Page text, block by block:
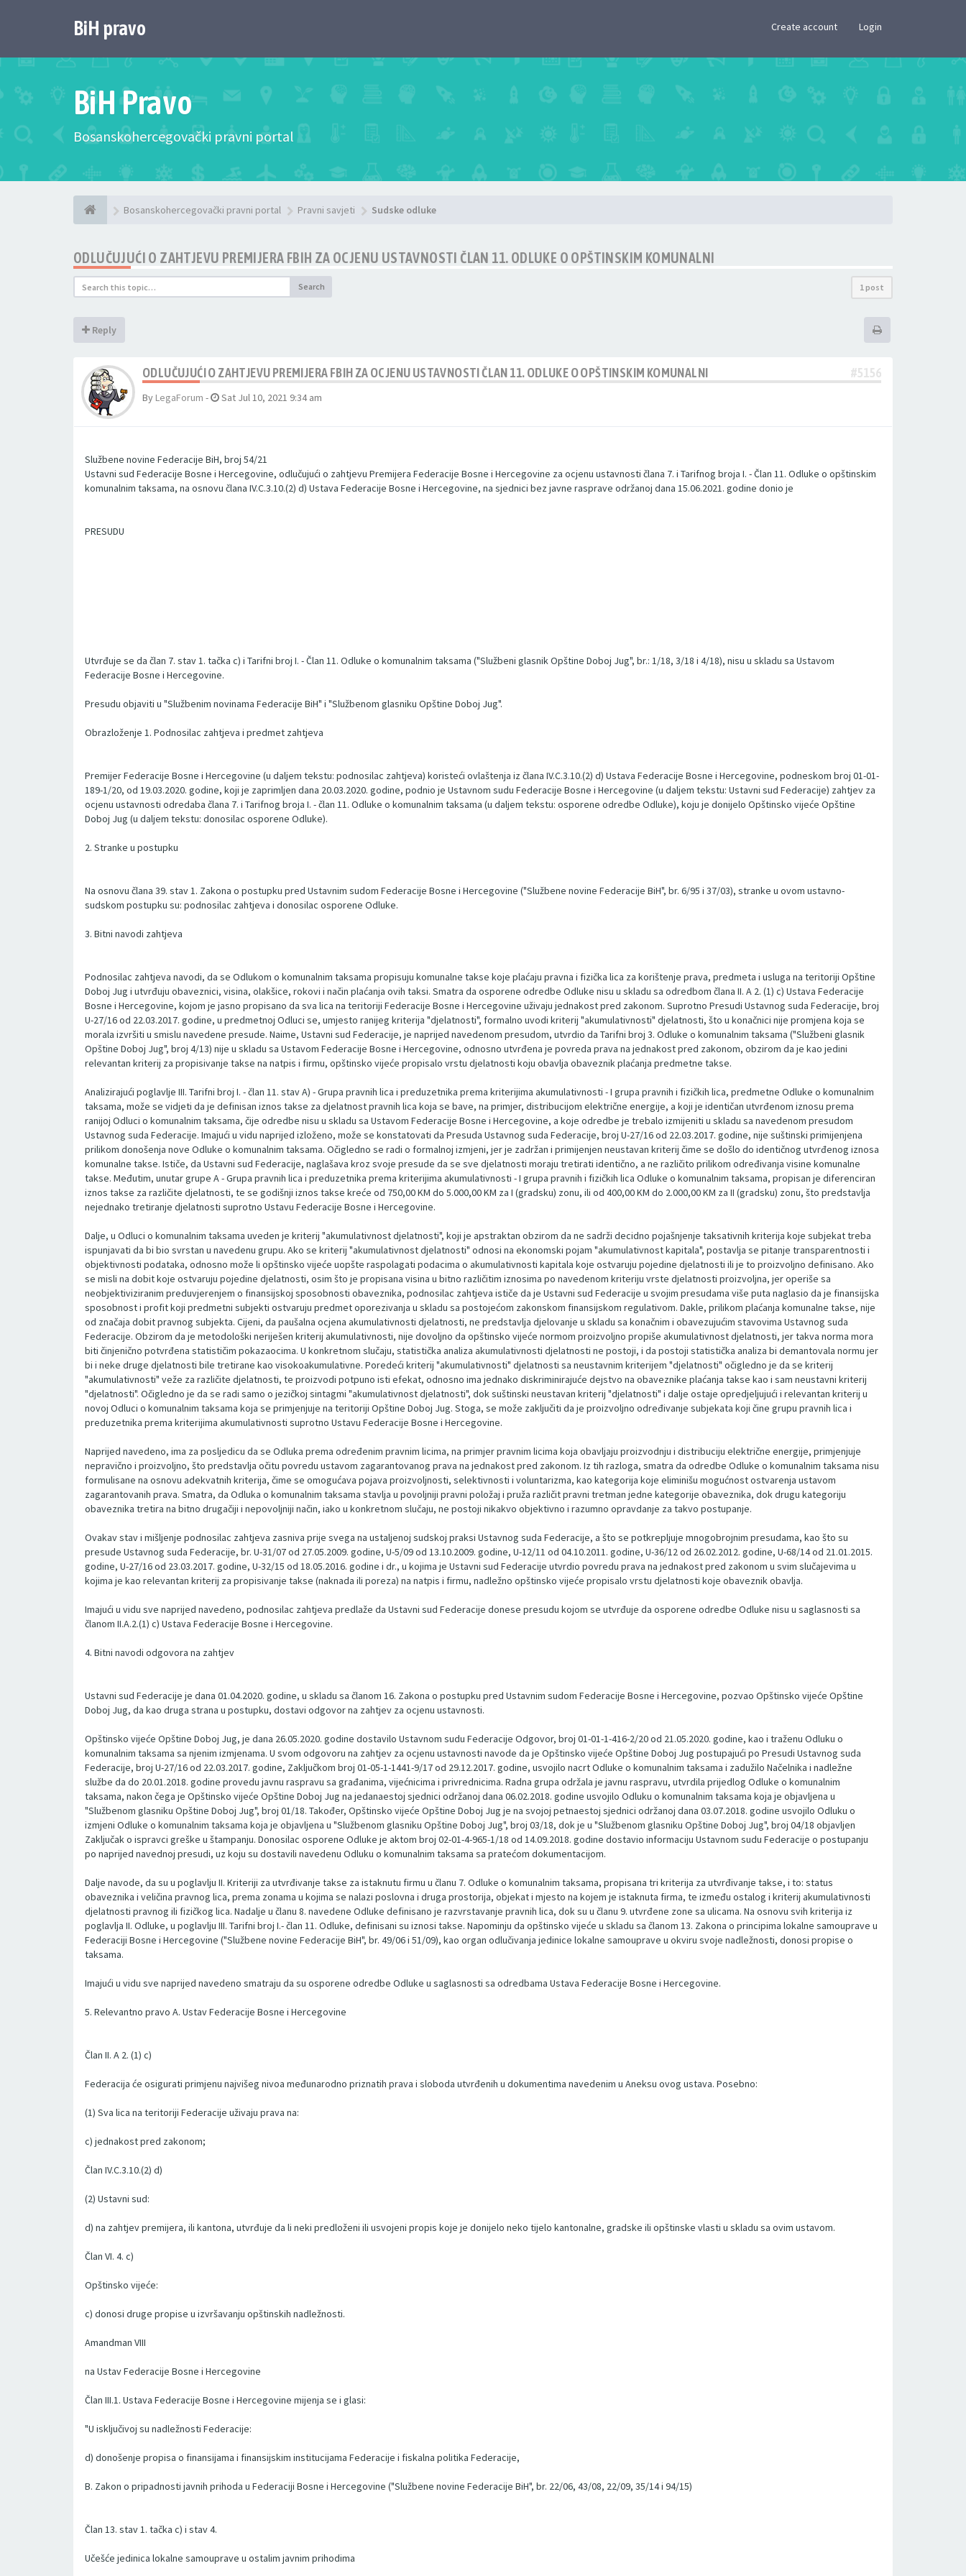
BiH pravo Create account Login
BiH Pravo
Bosanskohercegovački pravni portal
Bosanskohercegovački pravni portal Pravni savjeti Sudske odluke
ODLUČUJUĆI O ZAHTJEVU PREMIJERA FBIH ZA OCJENU USTAVNOSTI ČLAN 11. ODLUKE O OPŠTINSKIM KOMUNALNI
Search 1 post
Reply
ODLUČUJUĆI O ZAHTJEVU PREMIJERA FBIH ZA OCJENU USTAVNOSTI ČLAN 11. ODLUKE O OPŠTINSKIM KOMUNALNI #5156
By LegaForum - Sat Jul 10, 2021 9:34 am
Službene novine Federacije BiH, broj 54/21
Ustavni sud Federacije Bosne i Hercegovine, odlučujući o zahtjevu Premijera Federacije Bosne i Hercegovine za ocjenu ustavnosti člana 7. i Tarifnog broja I. - Član 11. Odluke o opštinskim
komunalnim taksama, na osnovu člana IV.C.3.10.(2) d) Ustava Federacije Bosne i Hercegovine, na sjednici bez javne rasprave održanoj dana 15.06.2021. godine donio je
PRESUDU
Utvrđuje se da član 7. stav 1. tačka c) i Tarifni broj I. - Član 11. Odluke o komunalnim taksama ("Službeni glasnik Opštine Doboj Jug", br.: 1/18, 3/18 i 4/18), nisu u skladu sa Ustavom
Federacije Bosne i Hercegovine.
Presudu objaviti u "Službenim novinama Federacije BiH" i "Službenom glasniku Opštine Doboj Jug".
Obrazloženje 1. Podnosilac zahtjeva i predmet zahtjeva
Premijer Federacije Bosne i Hercegovine (u daljem tekstu: podnosilac zahtjeva) koristeći ovlaštenja iz člana IV.C.3.10.(2) d) Ustava Federacije Bosne i Hercegovine, podneskom broj 01-01-
189-1/20, od 19.03.2020. godine, koji je zaprimljen dana 20.03.2020. godine, podnio je Ustavnom sudu Federacije Bosne i Hercegovine (u daljem tekstu: Ustavni sud Federacije) zahtjev za
ocjenu ustavnosti odredaba člana 7. i Tarifnog broja I. - član 11. Odluke o komunalnim taksama (u daljem tekstu: osporene odredbe Odluke), koju je donijelo Opštinsko vijeće Opštine
Doboj Jug (u daljem tekstu: donosilac osporene Odluke).
2. Stranke u postupku
Na osnovu člana 39. stav 1. Zakona o postupku pred Ustavnim sudom Federacije Bosne i Hercegovine ("Službene novine Federacije BiH", br. 6/95 i 37/03), stranke u ovom ustavno-
sudskom postupku su: podnosilac zahtjeva i donosilac osporene Odluke.
3. Bitni navodi zahtjeva
Podnosilac zahtjeva navodi, da se Odlukom o komunalnim taksama propisuju komunalne takse koje plaćaju pravna i fizička lica za korištenje prava, predmeta i usluga na teritoriji Opštine
Doboj Jug i utvrđuju obaveznici, visina, olakšice, rokovi i način plaćanja ovih taksi. Smatra da osporene odredbe Odluke nisu u skladu sa odredbom člana II. A 2. (1) c) Ustava Federacije
Bosne i Hercegovine, kojom je jasno propisano da sva lica na teritoriji Federacije Bosne i Hercegovine uživaju jednakost pred zakonom. Suprotno Presudi Ustavnog suda Federacije, broj
U-27/16 od 22.03.2017. godine, u predmetnoj Odluci se, umjesto ranijeg kriterija "djelatnosti", formalno uvodi kriterij "akumulativnosti" djelatnosti, što u konačnici nije promjena koja se
morala izvršiti u smislu navedene presude. Naime, Ustavni sud Federacije, je naprijed navedenom presudom, utvrdio da Tarifni broj 3. Odluke o komunalnim taksama ("Službeni glasnik
Opštine Doboj Jug", broj 4/13) nije u skladu sa Ustavom Federacije Bosne i Hercegovine, odnosno utvrđena je povreda prava na jednakost pred zakonom, obzirom da je kao jedini
relevantan kriterij za propisivanje takse na natpis i firmu, opštinsko vijeće propisalo vrstu djelatnosti koju obavlja obaveznik plaćanja predmetne takse.
Analizirajući poglavlje III. Tarifni broj I. - član 11. stav A) - Grupa pravnih lica i preduzetnika prema kriterijima akumulativnosti - I grupa pravnih i fizičkih lica, predmetne Odluke o komunalnim
taksama, može se vidjeti da je definisan iznos takse za djelatnost pravnih lica koja se bave, na primjer, distribucijom električne energije, a koji je identičan utvrđenom iznosu prema
ranijoj Odluci o komunalnim taksama, čije odredbe nisu u skladu sa Ustavom Federacije Bosne i Hercegovine, a koje odredbe je trebalo izmijeniti u skladu sa navedenom presudom
Ustavnog suda Federacije. Imajući u vidu naprijed izloženo, može se konstatovati da Presuda Ustavnog suda Federacije, broj U-27/16 od 22.03.2017. godine, nije suštinski primijenjena
prilikom donošenja nove Odluke o komunalnim taksama. Očigledno se radi o formalnoj izmjeni, jer je zadržan i primijenjen neustavan kriterij čime se došlo do identičnog utvrđenog iznosa
komunalne takse. Ističe, da Ustavni sud Federacije, naglašava kroz svoje presude da se sve djelatnosti moraju tretirati identično, a ne različito prilikom određivanja visine komunalne
takse. Međutim, unutar grupe A - Grupa pravnih lica i preduzetnika prema kriterijima akumulativnosti - I grupa pravnih i fizičkih lica Odluke o komunalnim taksama, propisan je diferenciran
iznos takse za različite djelatnosti, te se godišnji iznos takse kreće od 750,00 KM do 5.000,00 KM za I (gradsku) zonu, ili od 400,00 KM do 2.000,00 KM za II (gradsku) zonu, što predstavlja
nejednako tretiranje djelatnosti suprotno Ustavu Federacije Bosne i Hercegovine.
Dalje, u Odluci o komunalnim taksama uveden je kriterij "akumulativnost djelatnosti", koji je apstraktan obzirom da ne sadrži decidno pojašnjenje taksativnih kriterija koje subjekat treba
ispunjavati da bi bio svrstan u navedenu grupu. Ako se kriterij "akumulativnost djelatnosti" odnosi na ekonomski pojam "akumulativnost kapitala", postavlja se pitanje transparentnosti i
objektivnosti podataka, odnosno može li opštinsko vijeće uopšte raspolagati podacima o akumulativnosti kapitala koje ostvaruju pojedine djelatnosti ili je to proizvoljno definisano. Ako
se misli na dobit koje ostvaruju pojedine djelatnosti, osim što je propisana visina u bitno različitim iznosima po navedenom kriteriju vrste djelatnosti proizvoljna, jer operiše sa
neobjektiviziranim preduvjerenjem o finansijskoj sposobnosti obaveznika, podnosilac zahtjeva ističe da je Ustavni sud Federacije u svojim presudama više puta naglasio da je finansijska
sposobnost i profit koji predmetni subjekti ostvaruju predmet oporezivanja u skladu sa postojećom zakonskom finansijskom regulativom. Dakle, prilikom plaćanja komunalne takse, nije
od značaja dobit pravnog subjekta. Cijeni, da paušalna ocjena akumulativnosti djelatnosti, ne predstavlja djelovanje u skladu sa konačnim i obavezujućim stavovima Ustavnog suda
Federacije. Obzirom da je metodološki neriješen kriterij akumulativnosti, nije dovoljno da opštinsko vijeće normom proizvoljno propiše akumulativnost djelatnosti, jer takva norma mora
biti činjenično potvrđena statističim pokazaocima. U konkretnom slučaju, statistička analiza akumulativnosti djelatnosti ne postoji, i da postoji statistička analiza bi demantovala normu jer
bi i neke druge djelatnosti bile tretirane kao visokoakumulativne. Poredeći kriterij "akumulativnosti" djelatnosti sa neustavnim kriterijem "djelatnosti" očigledno je da se kriterij
"akumulativnosti" veže za različite djelatnosti, te proizvodi potpuno isti efekat, odnosno ima jednako diskriminirajuće dejstvo na obaveznike plaćanja takse kao i sam neustavni kriterij
"djelatnosti". Očigledno je da se radi samo o jezičkoj sintagmi "akumulativnost djelatnosti", dok suštinski neustavan kriterij "djelatnosti" i dalje ostaje opredjeljujući i relevantan kriterij u
novoj Odluci o komunalnim taksama koja se primjenjuje na teritoriji Opštine Doboj Jug. Stoga, se može zaključiti da je proizvoljno određivanje subjekata koji čine grupu pravnih lica i
preduzetnika prema kriterijima akumulativnosti suprotno Ustavu Federacije Bosne i Hercegovine.
Naprijed navedeno, ima za posljedicu da se Odluka prema određenim pravnim licima, na primjer pravnim licima koja obavljaju proizvodnju i distribuciju električne energije, primjenjuje
nepravično i proizvoljno, što predstavlja očitu povredu ustavom zagarantovanog prava na jednakost pred zakonom. Iz tih razloga, smatra da odredbe Odluke o komunalnim taksama nisu
formulisane na osnovu adekvatnih kriterija, čime se omogućava pojava proizvoljnosti, selektivnosti i voluntarizma, kao kategorija koje eliminišu mogućnost ostvarenja ustavom
zagarantovanih prava. Smatra, da Odluka o komunalnim taksama stavlja u povoljniji pravni položaj i pruža različit pravni tretman jedne kategorije obaveznika, dok drugu kategoriju
obaveznika tretira na bitno drugačiji i nepovoljniji način, iako u konkretnom slučaju, ne postoji nikakvo objektivno i razumno opravdanje za takvo postupanje.
Ovakav stav i mišljenje podnosilac zahtjeva zasniva prije svega na ustaljenoj sudskoj praksi Ustavnog suda Federacije, a što se potkrepljuje mnogobrojnim presudama, kao što su
presude Ustavnog suda Federacije, br. U-31/07 od 27.05.2009. godine, U-5/09 od 13.10.2009. godine, U-12/11 od 04.10.2011. godine, U-36/12 od 26.02.2012. godine, U-68/14 od 21.01.2015.
godine, U-27/16 od 23.03.2017. godine, U-32/15 od 18.05.2016. godine i dr., u kojima je Ustavni sud Federacije utvrdio povredu prava na jednakost pred zakonom u svim slučajevima u
kojima je kao relevantan kriterij za propisivanje takse (naknada ili poreza) na natpis i firmu, nadležno opštinsko vijeće propisalo vrstu djelatnosti koje obaveznik obavlja.
Imajući u vidu sve naprijed navedeno, podnosilac zahtjeva predlaže da Ustavni sud Federacije donese presudu kojom se utvrđuje da osporene odredbe Odluke nisu u saglasnosti sa
članom II.A.2.(1) c) Ustava Federacije Bosne i Hercegovine.
4. Bitni navodi odgovora na zahtjev
Ustavni sud Federacije je dana 01.04.2020. godine, u skladu sa članom 16. Zakona o postupku pred Ustavnim sudom Federacije Bosne i Hercegovine, pozvao Opštinsko vijeće Opštine
Doboj Jug, da kao druga strana u postupku, dostavi odgovor na zahtjev za ocjenu ustavnosti.
Opštinsko vijeće Opštine Doboj Jug, je dana 26.05.2020. godine dostavilo Ustavnom sudu Federacije Odgovor, broj 01-01-1-416-2/20 od 21.05.2020. godine, kao i traženu Odluku o
komunalnim taksama sa njenim izmjenama. U svom odgovoru na zahtjev za ocjenu ustavnosti navode da je Opštinsko vijeće Opštine Doboj Jug postupajući po Presudi Ustavnog suda
Federacije, broj U-27/16 od 22.03.2017. godine, Zaključkom broj 01-05-1-1441-9/17 od 29.12.2017. godine, usvojilo nacrt Odluke o komunalnim taksama i zadužilo Načelnika i nadležne
službe da do 20.01.2018. godine provedu javnu raspravu sa građanima, vijećnicima i privrednicima. Radna grupa održala je javnu raspravu, utvrdila prijedlog Odluke o komunalnim
taksama, nakon čega je Opštinsko vijeće Opštine Doboj Jug na jedanaestoj sjednici održanoj dana 06.02.2018. godine usvojilo Odluku o komunalnim taksama koja je objavljena u
"Službenom glasniku Opštine Doboj Jug", broj 01/18. Također, Opštinsko vijeće Opštine Doboj Jug je na svojoj petnaestoj sjednici održanoj dana 03.07.2018. godine usvojilo Odluku o
izmjeni Odluke o komunalnim taksama koja je objavljena u "Službenom glasniku Opštine Doboj Jug", broj 03/18, dok je u "Službenom glasniku Opštine Doboj Jug", broj 04/18 objavljen
Zaključak o ispravci greške u štampanju. Donosilac osporene Odluke je aktom broj 02-01-4-965-1/18 od 14.09.2018. godine dostavio informaciju Ustavnom sudu Federacije o postupanju
po naprijed navednoj presudi, uz koju su dostavili navedenu Odluku o komunalnim taksama sa pratećom dokumentacijom.
Dalje navode, da su u poglavlju II. Kriteriji za utvrđivanje takse za istaknutu firmu u članu 7. Odluke o komunalnim taksama, propisana tri kriterija za utvrđivanje takse, i to: status
obaveznika i veličina pravnog lica, prema zonama u kojima se nalazi poslovna i druga prostorija, objekat i mjesto na kojem je istaknuta firma, te između ostalog i kriterij akumulativnosti
djelatnosti pravnog ili fizičkog lica. Nadalje u članu 8. navedene Odluke definisano je razvrstavanje pravnih lica, dok su u članu 9. utvrđene zone sa ulicama. Na osnovu svih kriterija iz
poglavlja II. Odluke, u poglavlju III. Tarifni broj I.- član 11. Odluke, definisani su iznosi takse. Napominju da opštinsko vijeće u skladu sa članom 13. Zakona o principima lokalne samouprave u
Federaciji Bosne i Hercegovine ("Službene novine Federacije BiH", br. 49/06 i 51/09), kao organ odlučivanja jedinice lokalne samouprave u okviru svoje nadležnosti, donosi propise o
taksama.
Imajući u vidu sve naprijed navedeno smatraju da su osporene odredbe Odluke u saglasnosti sa odredbama Ustava Federacije Bosne i Hercegovine.
5. Relevantno pravo A. Ustav Federacije Bosne i Hercegovine
Član II. A 2. (1) c)
Federacija će osigurati primjenu najvišeg nivoa međunarodno priznatih prava i sloboda utvrđenih u dokumentima navedenim u Aneksu ovog ustava. Posebno:
(1) Sva lica na teritoriji Federacije uživaju prava na:
c) jednakost pred zakonom;
Član IV.C.3.10.(2) d)
(2) Ustavni sud:
d) na zahtjev premijera, ili kantona, utvrđuje da li neki predloženi ili usvojeni propis koje je donijelo neko tijelo kantonalne, gradske ili opštinske vlasti u skladu sa ovim ustavom.
Član VI. 4. c)
Opštinsko vijeće:
c) donosi druge propise u izvršavanju opštinskih nadležnosti.
Amandman VIII
na Ustav Federacije Bosne i Hercegovine
Član III.1. Ustava Federacije Bosne i Hercegovine mijenja se i glasi:
"U isključivoj su nadležnosti Federacije:
d) donošenje propisa o finansijama i finansijskim institucijama Federacije i fiskalna politika Federacije,
B. Zakon o pripadnosti javnih prihoda u Federaciji Bosne i Hercegovine ("Službene novine Federacije BiH", br. 22/06, 43/08, 22/09, 35/14 i 94/15)
Član 13. stav 1. tačka c) i stav 4.
Učešće jedinica lokalne samouprave u ostalim javnim prihodima